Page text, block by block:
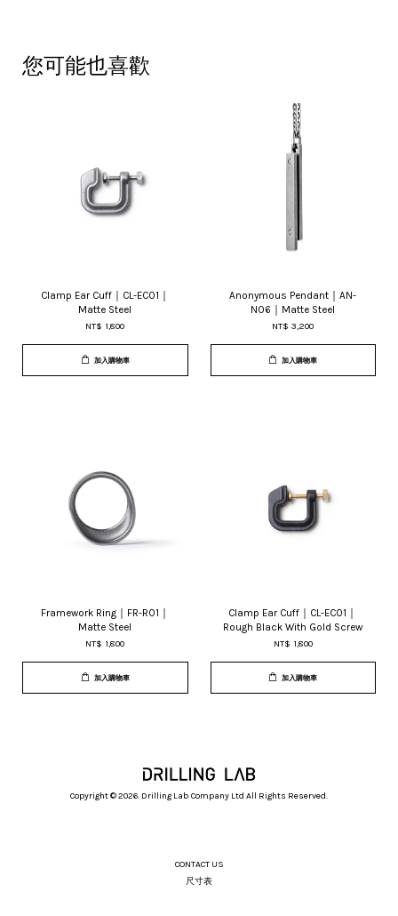
您可能也喜歡
Clamp Ear Cuff｜CL-EC01｜
Matte Steel
NT$ 1,800
加入購物車
Anonymous Pendant｜AN-
N06｜Matte Steel
NT$ 3,200
加入購物車
Framework Ring｜FR-R01｜
Matte Steel
NT$ 1,800
加入購物車
Clamp Ear Cuff｜CL-EC01｜
Rough Black With Gold Screw
NT$ 1,800
加入購物車
Copyright © 2026. Drilling Lab Company Ltd All Rights Reserved.
CONTACT US
尺寸表